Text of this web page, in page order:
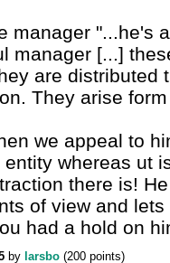
manager "...he's
manager [...]
are distributed
They arise
we appeal to
whereas ut
there is!
of view and
had a hold on
by larsbo (200 points)